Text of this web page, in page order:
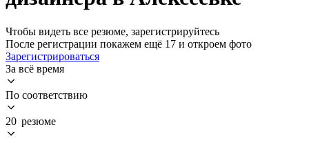
Чтобы видеть все резюме, зарегистрируйтесь
После регистрации покажем ещё 17 и откроем фото
Зарегистрироваться
За всё время
По соответствию
20 резюме